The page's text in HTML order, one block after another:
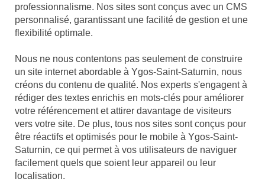
professionnalisme. Nos sites sont conçus avec un CMS
personnalisé, garantissant une facilité de gestion et une
flexibilité optimale.
Nous ne nous contentons pas seulement de construire
un site internet abordable à Ygos-Saint-Saturnin, nous
créons du contenu de qualité. Nos experts s'engagent à
rédiger des textes enrichis en mots-clés pour améliorer
votre référencement et attirer davantage de visiteurs
vers votre site. De plus, tous nos sites sont conçus pour
être réactifs et optimisés pour le mobile à Ygos-Saint-
Saturnin, ce qui permet à vos utilisateurs de naviguer
facilement quels que soient leur appareil ou leur
localisation.